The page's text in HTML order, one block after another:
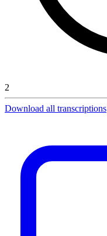
2
Download all transcriptions